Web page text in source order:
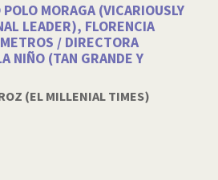
MORAGA (VICARIOUSLY
LEADER), FLORENCIA
/ DIRECTORA
NIÑO (TAN GRANDE Y
(EL MILLENIAL TIMES)